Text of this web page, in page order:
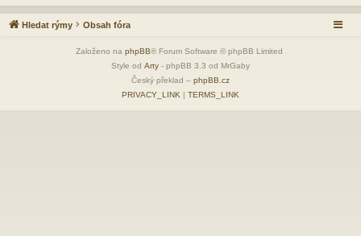
Hledat rýmy Obsah fóra
Založeno na phpBB® Forum Software © phpBB Limited
Style od Arty - phpBB 3.3 od MrGaby
Český překlad – phpBB.cz
PRIVACY_LINK | TERMS_LINK